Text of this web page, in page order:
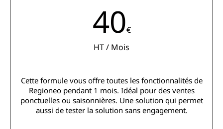
40€
HT / Mois
Cette formule vous offre toutes les fonctionnalités de
Regioneo pendant 1 mois. Idéal pour des ventes
ponctuelles ou saisonnières. Une solution qui permet
aussi de tester la solution sans engagement.